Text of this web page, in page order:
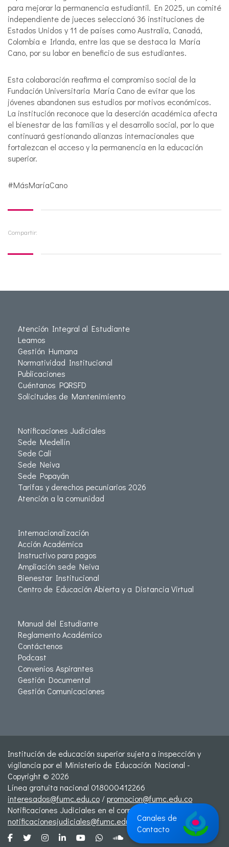
para mejorar la permanencia estudiantil. En 2025, un comité
independiente de jueces seleccionó 36 instituciones de
Estados Unidos y 11 de países como Australia, Canadá,
Colombia e Irlanda, entre las que se destaca la María
Cano, por su labor en beneficio de sus estudiantes.
Esta colaboración reafirma el compromiso social de la
Fundación Universitaria María Cano de evitar que los
jóvenes abandonen sus estudios por motivos económicos.
La institución reconoce que la deserción académica afecta
el bienestar de las familias y el desarrollo social, por lo que
continuará gestionando alianzas internacionales que
fortalezcan el acceso y la permanencia en la educación
superior.
#MásMaríaCano
Compartir:
Atención Integral al Estudiante
Leamos
Gestión Humana
Normatividad Institucional
Publicaciones
Cuéntanos PQRSFD
Solicitudes de Mantenimiento
Notificaciones Judiciales
Sede Medellín
Sede Cali
Sede Neiva
Sede Popayán
Tarifas y derechos pecuniarios 2026
Atención a la comunidad
Internacionalización
Acción Académica
Instructivo para pagos
Ampliación sede Neiva
Bienestar Institucional
Centro de Educación Abierta y a Distancia Virtual
Manual del Estudiante
Reglamento Académico
Contáctenos
Podcast
Convenios Aspirantes
Gestión Documental
Gestión Comunicaciones
Institución de educación superior sujeta a inspección y
vigilancia por el Ministerio de Educación Nacional -
Copyright © 2026
Línea gratuita nacional 018000412266
interesados@fumc.edu.co /promocion@fumc.edu.co
Notificaciones Judiciales en el correo:
notificacionesjudiciales@fumc.edu.coCanales de
Contacto